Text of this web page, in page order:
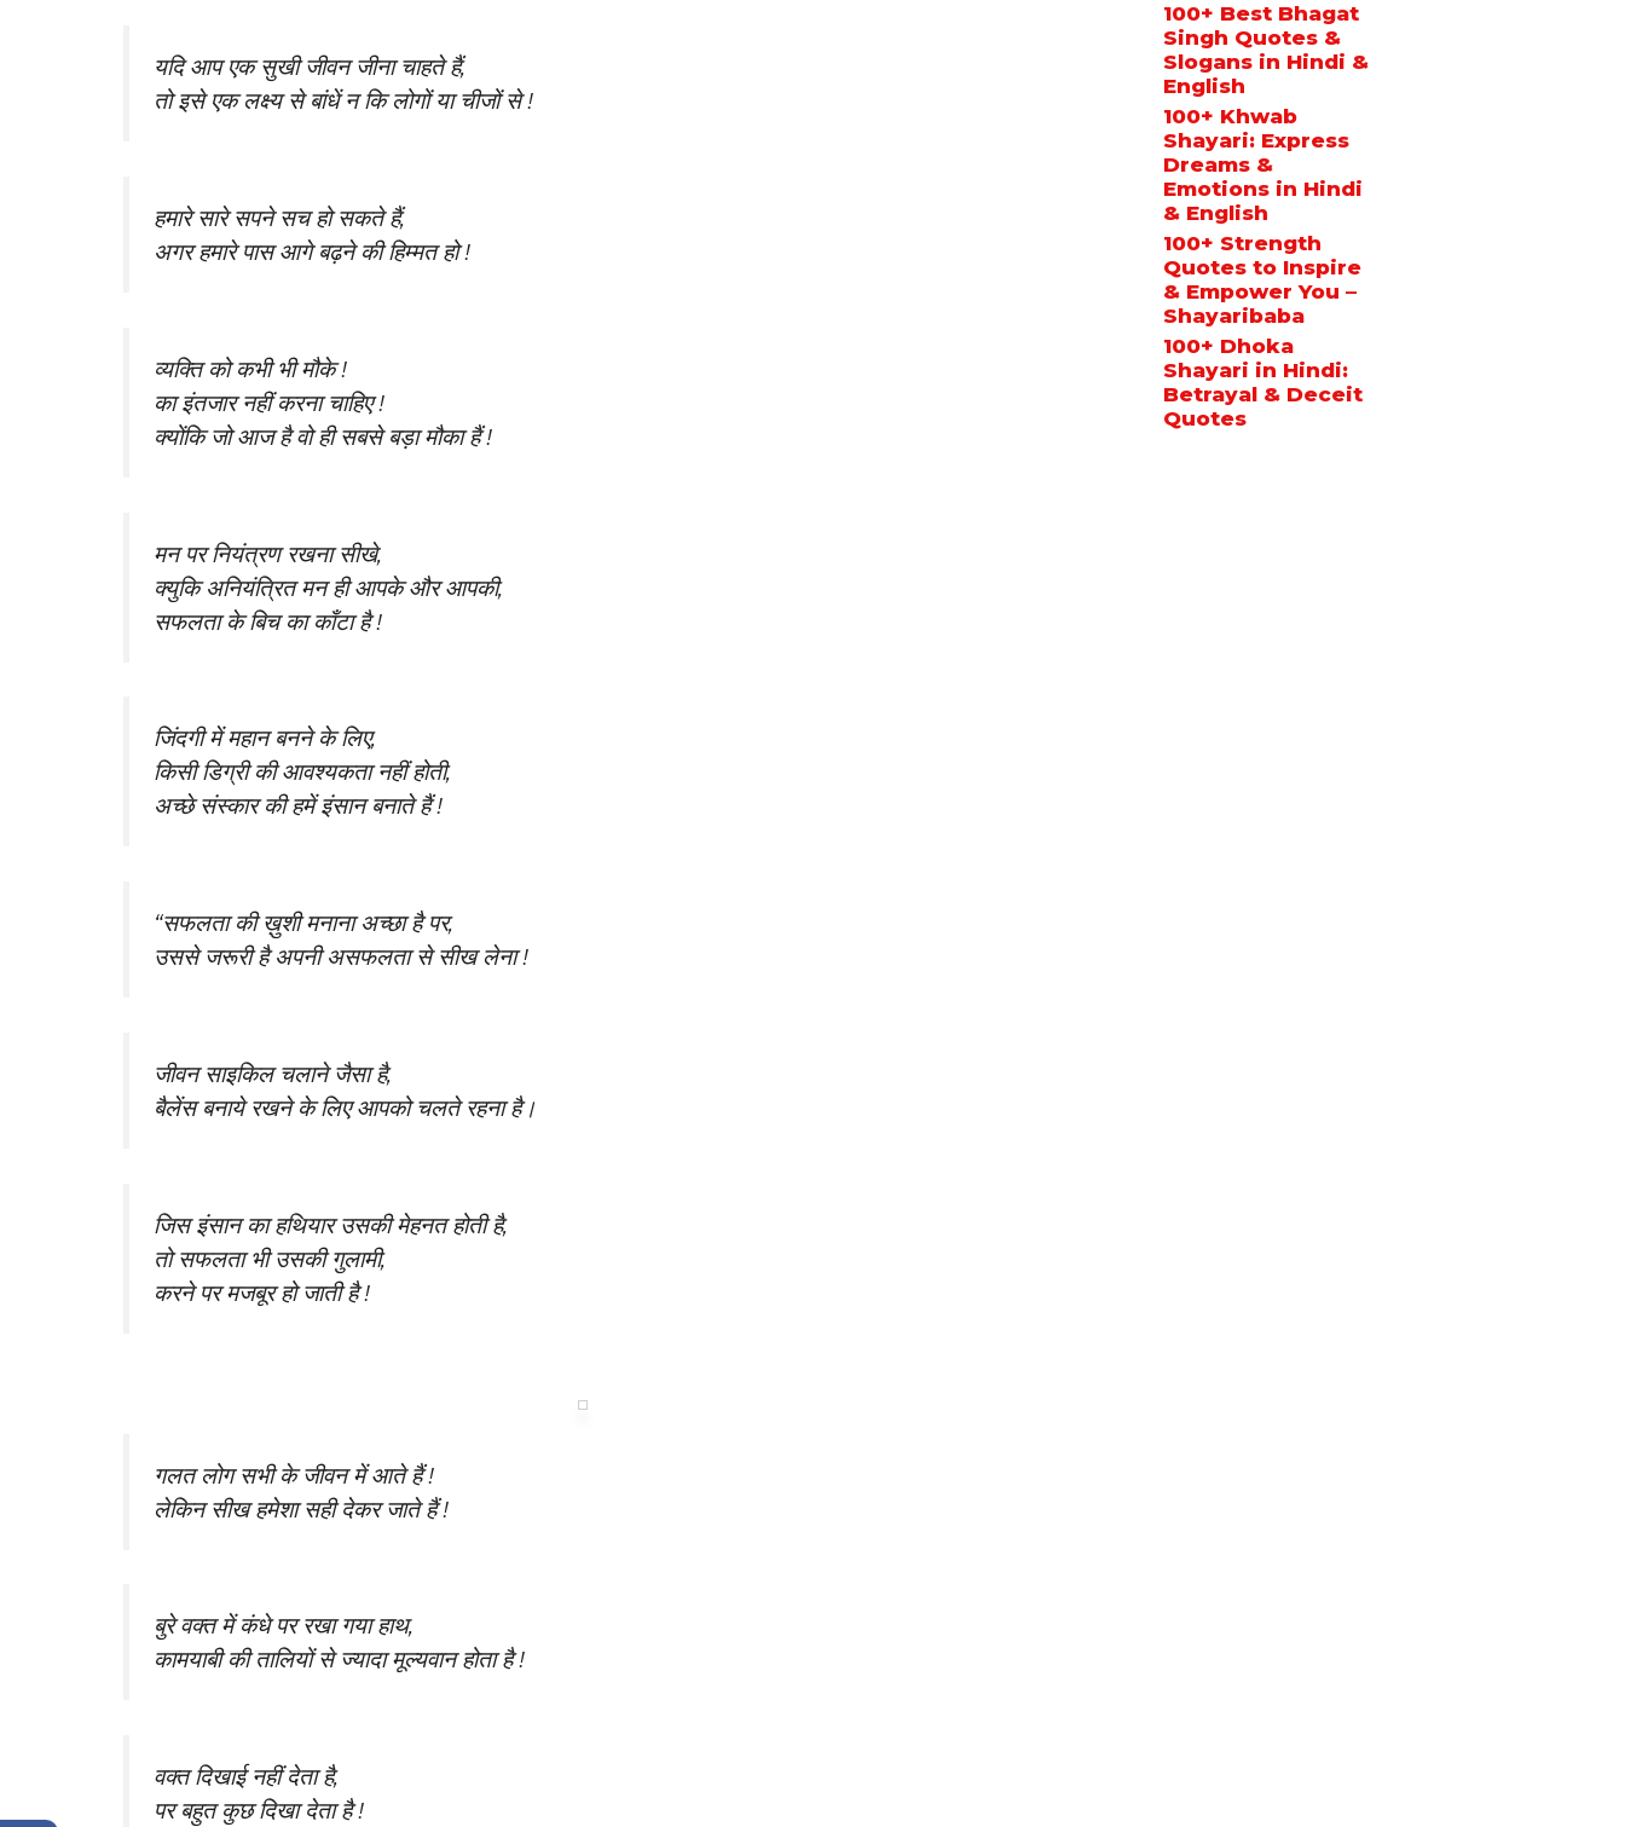
यदि आप एक सुखी जीवन जीना चाहते हैं,
तो इसे एक लक्ष्य से बांधें न कि लोगों या चीजों से !
हमारे सारे सपने सच हो सकते हैं,
अगर हमारे पास आगे बढ़ने की हिम्मत हो !
व्यक्ति को कभी भी मौके !
का इंतजार नहीं करना चाहिए !
क्योंकि जो आज है वो ही सबसे बड़ा मौका हैं !
मन पर नियंत्रण रखना सीखे,
क्युकि अनियंत्रित मन ही आपके और आपकी,
सफलता के बिच का काँटा है !
जिंदगी में महान बनने के लिए,
किसी डिग्री की आवश्यकता नहीं होती,
अच्छे संस्कार की हमें इंसान बनाते हैं !
“सफलता की ख़ुशी मनाना अच्छा है पर,
उससे जरूरी है अपनी असफलता से सीख लेना !
जीवन साइकिल चलाने जैसा है,
बैलेंस बनाये रखने के लिए आपको चलते रहना है।
जिस इंसान का हथियार उसकी मेहनत होती है,
तो सफलता भी उसकी गुलामी,
करने पर मजबूर हो जाती है !
गलत लोग सभी के जीवन में आते हैं !
लेकिन सीख हमेशा सही देकर जाते हैं !
बुरे वक्त में कंधे पर रखा गया हाथ,
कामयाबी की तालियों से ज्यादा मूल्यवान होता है !
वक्त दिखाई नहीं देता है,
पर बहुत कुछ दिखा देता है !
100+ Best Bhagat
Singh Quotes &
Slogans in Hindi &
English
100+ Khwab
Shayari: Express
Dreams &
Emotions in Hindi
& English
100+ Strength
Quotes to Inspire
& Empower You –
Shayaribaba
100+ Dhoka
Shayari in Hindi:
Betrayal & Deceit
Quotes